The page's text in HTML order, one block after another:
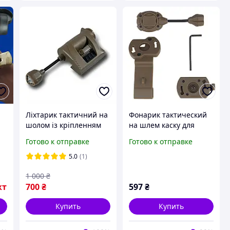
Ліхтарик тактичний на
шолом із кріпленням
ліхтар армійський на
каску військовий (4
Готово к отправке
5.0 (1)
700 ₴
1 000 ₴
Купить
Фонарик тактический
на шлем каску для
свет), LT-10 Coyote
Готово к отправке
597₴
Купить